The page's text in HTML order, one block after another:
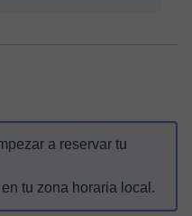
a reservar tu
tu zona horaria local.